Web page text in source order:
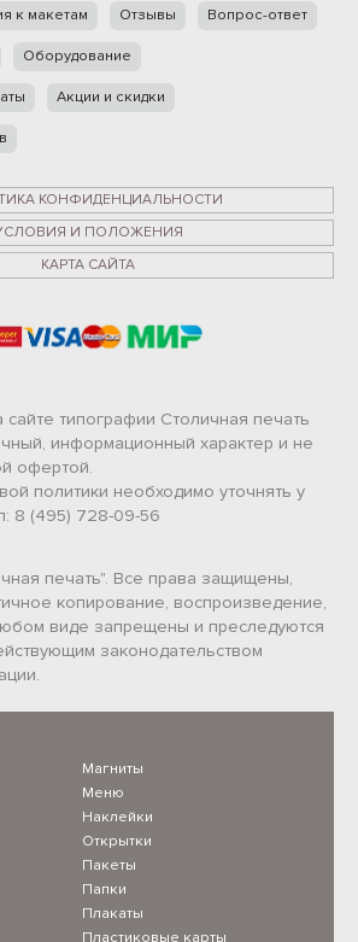
Магниты
Меню
Наклейки
Открытки
Пакеты
Папки
Плакаты
Пластиковые карты
к макетам Отзывы Вопрос-ответ
Оборудование
Акции и скидки
КОНФИДЕНЦИАЛЬНОСТИ
И ПОЛОЖЕНИЯ
КАРТА САЙТА
типографии Столичная печать
информационный характер и не
офертой.
политики необходимо уточнять у
8 (495) 728-09-56
печать". Все права защищены,
копирование, воспроизведение,
виде запрещены и преследуются
законодательством